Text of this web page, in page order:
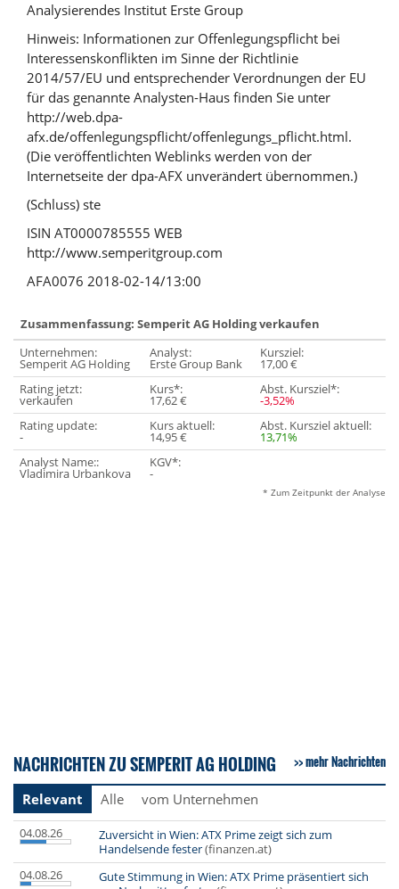
Analysierendes Institut Erste Group
Hinweis: Informationen zur Offenlegungspflicht bei
Interessenskonflikten im Sinne der Richtlinie
2014/57/EU und entsprechender Verordnungen der EU
für das genannte Analysten-Haus finden Sie unter
http://web.dpa-
afx.de/offenlegungspflicht/offenlegungs_pflicht.html.
(Die veröffentlichten Weblinks werden von der
Internetseite der dpa-AFX unverändert übernommen.)
(Schluss) ste
ISIN AT0000785555 WEB
http://www.semperitgroup.com
AFA0076 2018-02-14/13:00
Zusammenfassung: Semperit AG Holding verkaufen
Unternehmen:
Semperit AG Holding
Analyst:
Erste Group Bank
Kursziel:
17,00 €
Rating jetzt:
verkaufen
Kurs*:
17,62 €
Abst. Kursziel*:
-3,52%
Rating update:
-
Kurs aktuell:
14,95 €
Abst. Kursziel aktuell:
13,71%
Analyst Name::
Vladimira Urbankova
KGV*:
-
* Zum Zeitpunkt der Analyse
NACHRICHTEN ZU SEMPERIT AG HOLDING mehr Nachrichten
Relevant Alle vom Unternehmen
04.08.26
Zuversicht in Wien: ATX Prime zeigt sich zum
Handelsende fester(finanzen.at)
04.08.26
Gute Stimmung in Wien: ATX Prime präsentiert sich